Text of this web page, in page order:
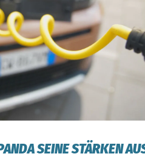
SEINE STÄRKEN